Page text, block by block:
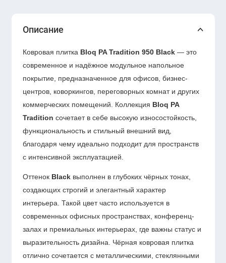
Описание
Ковровая плитка Bloq PA Tradition 950 Black — это
современное и надёжное модульное напольное
покрытие, предназначенное для офисов, бизнес-
центров, коворкингов, переговорных комнат и других
коммерческих помещений. Коллекция Bloq PA
Tradition сочетает в себе высокую износостойкость,
функциональность и стильный внешний вид,
благодаря чему идеально подходит для пространств
с интенсивной эксплуатацией.
Оттенок Black выполнен в глубоких чёрных тонах,
создающих строгий и элегантный характер
интерьера. Такой цвет часто используется в
современных офисных пространствах, конференц-
залах и премиальных интерьерах, где важны статус и
выразительность дизайна. Чёрная ковровая плитка
отлично сочетается с металлическими, стеклянными